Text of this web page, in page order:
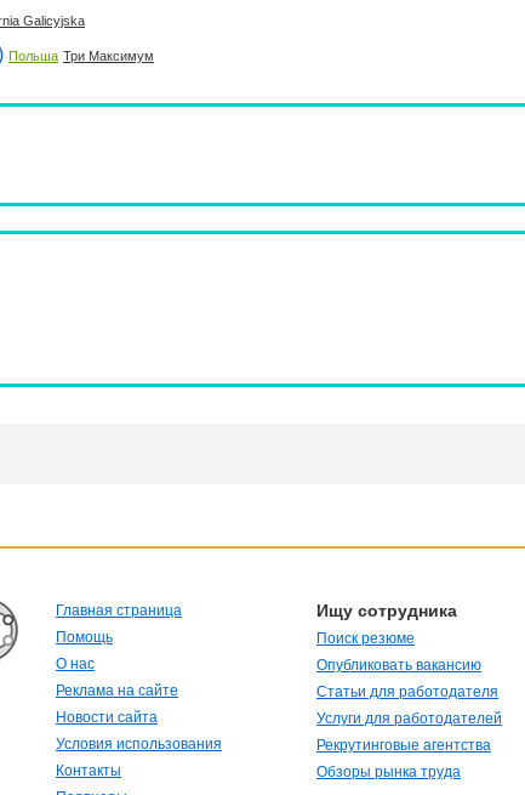
Galicyjska
Польша Три Максимум
Главная страница
Помощь
О нас
Реклама на сайте
Новости сайта
Условия использования
Контакты
Ищу сотрудника
Поиск резюме
Опубликовать вакансию
Статьи для работодателя
Услуги для работодателей
Рекрутинговые агентства
Обзоры рынка труда